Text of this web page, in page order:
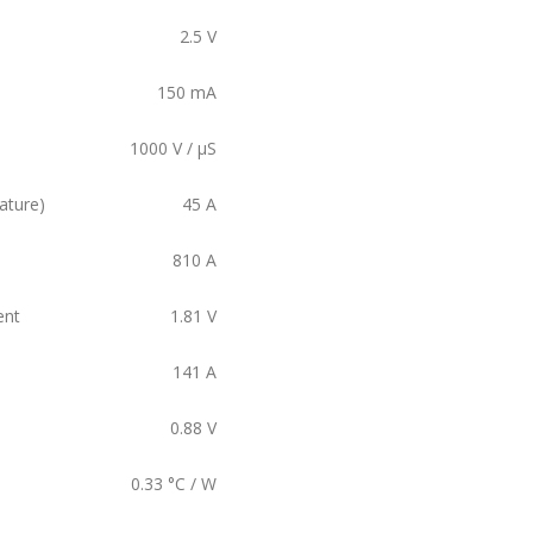
2.5 V
150 mA
1000 V / µS
45 A
810 A
1.81 V
141 A
0.88 V
0.33 °C / W